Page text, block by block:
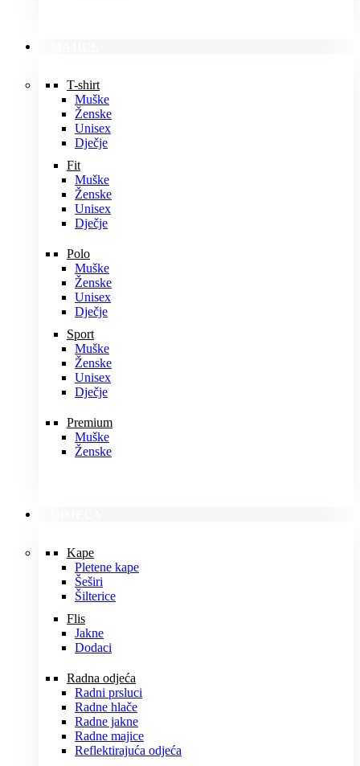
T-shirt
Muške
Ženske
Unisex
Dječje
Fit
Muške
Ženske
Unisex
Dječje
Polo
Muške
Ženske
Unisex
Dječje
Sport
Muške
Ženske
Unisex
Dječje
Premium
Muške
Ženske
Kape
Pletene kape
Šeširi
Šilterice
Flis
Jakne
Dodaci
Radna odjeća
Radni prsluci
Radne hlače
Radne jakne
Radne majice
Reflektirajuća odjeća